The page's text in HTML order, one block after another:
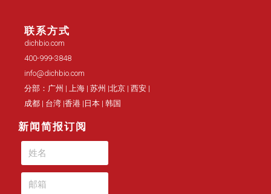
联系方式
dichbio.com
400-999-3848
info@dichbio.com
分部：广州 | 上海 | 苏州 |北京 | 西安 |
成都 | 台湾 |香港 |日本 | 韩国
新闻简报订阅